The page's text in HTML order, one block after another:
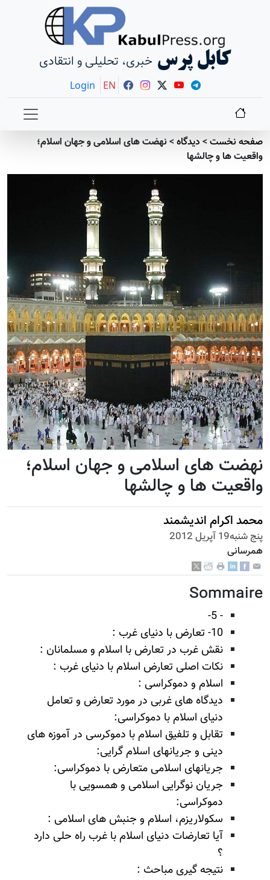
کابل پرس خبری، تحلیلی و انتقادی
Login EN
صفحه نخست> دیدگاه>نهضت های اسلامی و جهان اسلام؛
واقعیت ها و چالشها
نهضت های اسلامی و جهان اسلام؛
واقعیت ها و چالشها
محمد اکرام اندیشمند
پنج شنبه19 آپریل 2012
همرسانی
Sommaire
- 5-
10- تعارض با دنیای غرب :
نقش غرب در تعارض با اسلام و مسلمانان :
نکات اصلی تعارض اسلام با دنیای غرب :
اسلام و دموکراسی :
دیدگاه های غربی در مورد تعارض و تعامل
دنیای اسلام با دموکراسی:
تقابل و تلفیق اسلام با دموکرسی در آموزه های
دینی و جریانهای اسلام گرایی:
جریانهای اسلامی متعارض با دموکراسی:
جریان نوگرایی اسلامی و همسویی با
دموکراسی:
سکولاریزم، اسلام و جنبش های اسلامی :
آیا تعارضات دنیای اسلام با غرب راه حلی دارد
؟
نتیجه گیری مباحث :